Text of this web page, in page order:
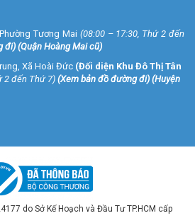
Tương Mai (08:00 – 17:30, Thứ 2 đến
đi) (Quận Hoàng Mai cũ)
Xã Hoài Đức (Đối diện Khu Đô Thị Tân
2 đến Thứ 7) (Xem bản đồ đường đi) (Huyện
do Sở Kế Hoạch và Đầu Tư TP.HCM cấp